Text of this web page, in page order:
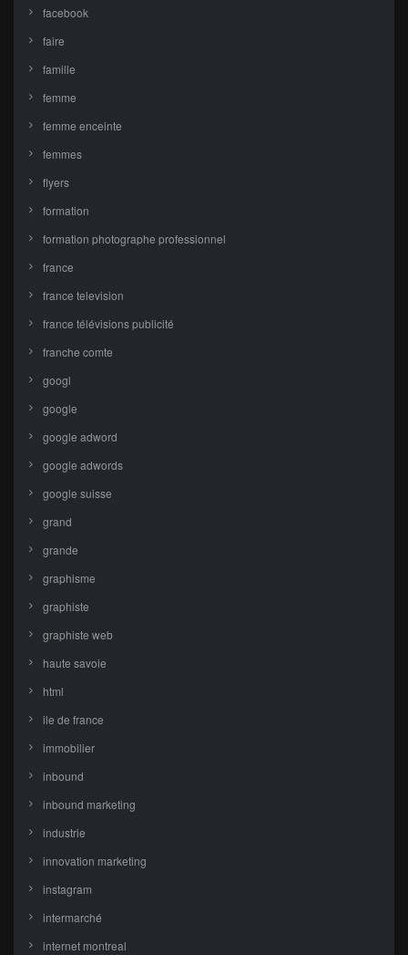
facebook
faire
famille
femme
femme enceinte
femmes
flyers
formation
formation photographe professionnel
france
france television
france télévisions publicité
franche comte
googl
google
google adword
google adwords
google suisse
grand
grande
graphisme
graphiste
graphiste web
haute savoie
html
ile de france
immobilier
inbound
inbound marketing
industrie
innovation marketing
instagram
intermarché
internet montreal